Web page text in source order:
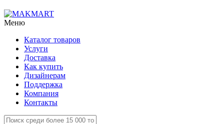
Меню
Каталог товаров
Услуги
Доставка
Как купить
Дизайнерам
Поддержка
Компания
Контакты